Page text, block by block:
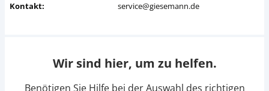
Kontakt:
service@giesemann.de
Wir sind hier, um zu helfen.
Benötigen Sie Hilfe bei der Auswahl des richtigen